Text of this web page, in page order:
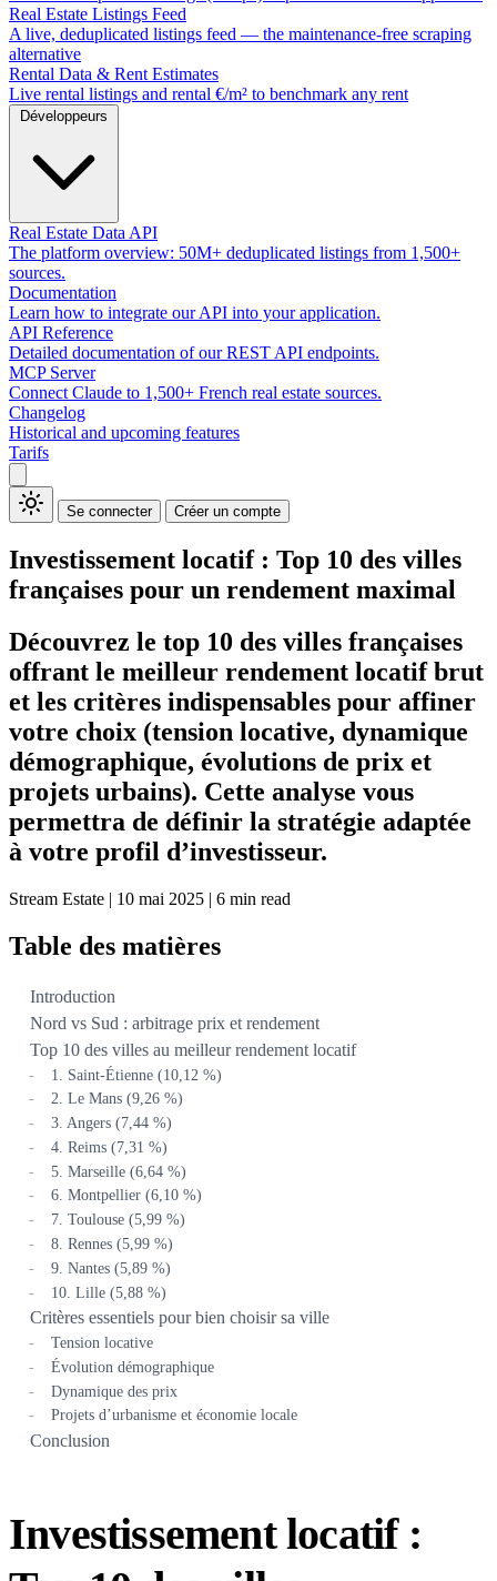
Real Estate Listings Feed
A live, deduplicated listings feed — the maintenance-free scraping
alternative
Rental Data & Rent Estimates
Live rental listings and rental €/m² to benchmark any rent
Développeurs
Real Estate Data API
The platform overview: 50M+ deduplicated listings from 1,500+
sources.
Documentation
Learn how to integrate our API into your application.
API Reference
Detailed documentation of our REST API endpoints.
MCP Server
Connect Claude to 1,500+ French real estate sources.
Changelog
Historical and upcoming features
Tarifs
Se connecter Créer un compte
Investissement locatif : Top 10 des villes
françaises pour un rendement maximal
Découvrez le top 10 des villes françaises
offrant le meilleur rendement locatif brut
et les critères indispensables pour affiner
votre choix (tension locative, dynamique
démographique, évolutions de prix et
projets urbains). Cette analyse vous
permettra de définir la stratégie adaptée
à votre profil d’investisseur.
Stream Estate | 10 mai 2025 | 6 min read
Table des matières
Introduction
Nord vs Sud : arbitrage prix et rendement
Top 10 des villes au meilleur rendement locatif
1. Saint-Étienne (10,12 %)
2. Le Mans (9,26 %)
3. Angers (7,44 %)
4. Reims (7,31 %)
5. Marseille (6,64 %)
6. Montpellier (6,10 %)
7. Toulouse (5,99 %)
8. Rennes (5,99 %)
9. Nantes (5,89 %)
10. Lille (5,88 %)
Critères essentiels pour bien choisir sa ville
Tension locative
Évolution démographique
Dynamique des prix
Projets d’urbanisme et économie locale
Conclusion
Investissement locatif :